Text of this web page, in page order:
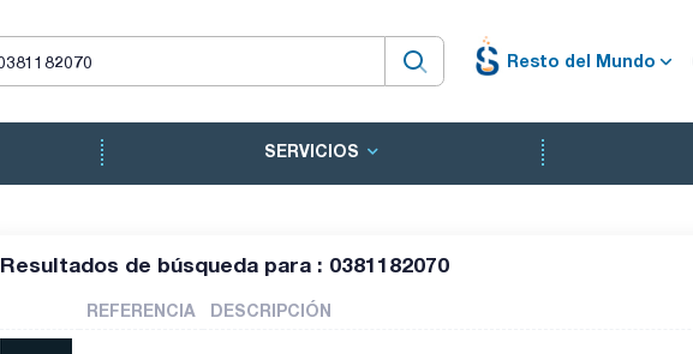
Resto del Mundo
SERVICIOS
Resultados de búsqueda para : 0381182070
REFERENCIA DESCRIPCIÓN